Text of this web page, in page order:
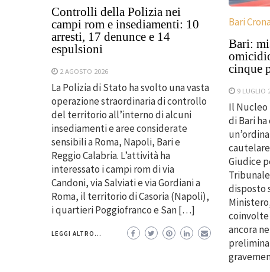
Controlli della Polizia nei
campi rom e insediamenti: 10
arresti, 17 denunce e 14
espulsioni
2 AGOSTO 2026
La Polizia di Stato ha svolto una vasta
operazione straordinaria di controllo
del territorio all’interno di alcuni
insediamenti e aree considerate
sensibili a Roma, Napoli, Bari e
Reggio Calabria. L’attività ha
interessato i campi rom di via
Candoni, via Salviati e via Gordiani a
Roma, il territorio di Casoria (Napoli),
i quartieri Poggiofranco e San […]
LEGGI ALTRO...
Bari
Bari:
cinque
9 LUGLIO
Il Nucleo
di Bari
Giudice
disposto
ancora